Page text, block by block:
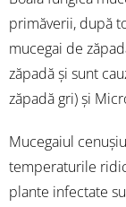
primăverii, după
mucegai de
zăpadă și sunt
zăpadă gri) și
Mucegaiul
temperaturile
plante infectate